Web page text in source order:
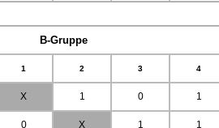
B-Gruppe
1 2 3 4
X 1 0 1
0 X 1 1